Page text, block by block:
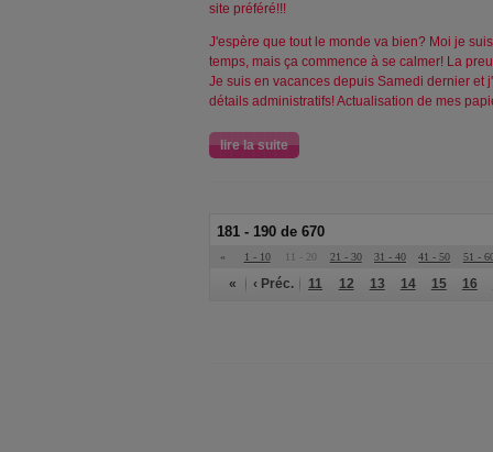
site préféré!!!
J'espère que tout le monde va bien? Moi je
temps, mais ça commence à se calmer! La
Je suis en vacances depuis Samedi dernier et
détails administratifs! Actualisation de mes
lire la suite
181 - 190 de 670
« 1 - 10 11 - 20 21 - 30 31 - 40 41 - 50 51 -
« ‹ Préc. 11 12 13 14 15 16